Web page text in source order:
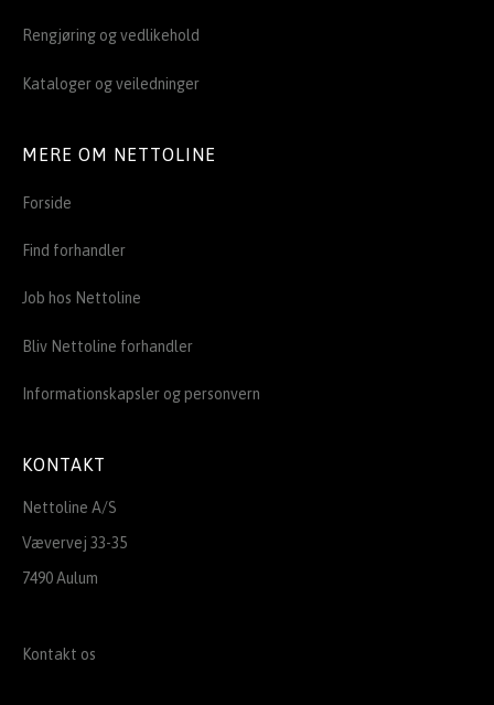
Rengjøring og vedlikehold
Kataloger og veiledninger
MERE OM NETTOLINE
Forside
Find forhandler
Job hos Nettoline
Bliv Nettoline forhandler
Informationskapsler og personvern
KONTAKT
Nettoline A/S
Vævervej 33-35
7490 Aulum
Kontakt os